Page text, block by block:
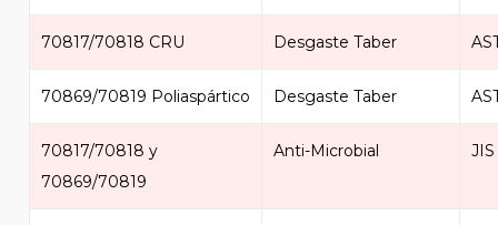
70817/70818 CRU Desgaste Taber
70869/70819 Poliaspártico Desgaste Taber
70817/70818 y
70869/70819
Anti-Microbial